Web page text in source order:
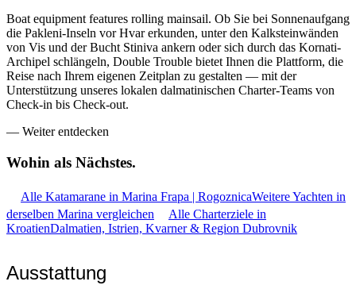
Boat equipment features rolling mainsail. Ob Sie bei Sonnenaufgang
die Pakleni-Inseln vor Hvar erkunden, unter den Kalksteinwänden
von Vis und der Bucht Stiniva ankern oder sich durch das Kornati-
Archipel schlängeln, Double Trouble bietet Ihnen die Plattform, die
Reise nach Ihrem eigenen Zeitplan zu gestalten — mit der
Unterstützung unseres lokalen dalmatinischen Charter-Teams von
Check-in bis Check-out.
— Weiter entdecken
Wohin als Nächstes.
Alle Katamarane in Marina Frapa | RogoznicaWeitere Yachten in
derselben Marina vergleichen
Alle Charterziele in
KroatienDalmatien, Istrien, Kvarner & Region Dubrovnik
Ausstattung